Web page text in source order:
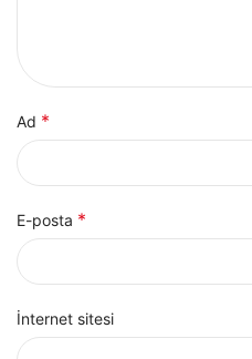
Ad *
E-posta *
İnternet sitesi